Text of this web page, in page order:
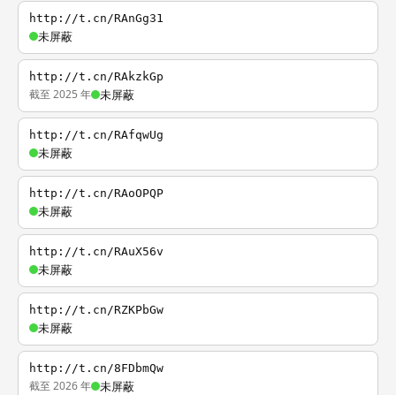
http://t.cn/RAnGg31
未屏蔽
http://t.cn/RAkzkGp
截至 2025 年 未屏蔽
http://t.cn/RAfqwUg
未屏蔽
http://t.cn/RAoOPQP
未屏蔽
http://t.cn/RAuX56v
未屏蔽
http://t.cn/RZKPbGw
未屏蔽
http://t.cn/8FDbmQw
截至 2026 年 未屏蔽